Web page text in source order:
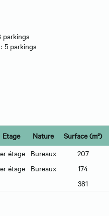
parkings
5 parkings
Etage Nature Surface (m²)
étage Bureaux 207
étage Bureaux 174
381